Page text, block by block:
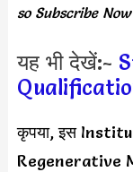
so Subscribe Now
यह भी देखें:-
कृपया, इस
Regenerative